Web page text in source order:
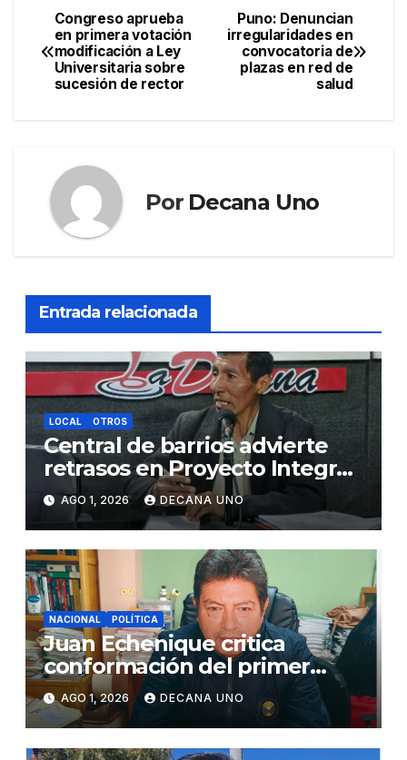
Navegación
de
Puno: Denuncian
irregularidades en
convocatoria de
plazas en red de
salud
Congreso aprueba
en primera votación
modificación a Ley
Universitaria sobre
sucesión de rector
Por Decana Uno
Entrada relacionada
LOCAL OTROS
Central de barrios advierte
retrasos en Proyecto Integral
de Agua y Alcantarillado para
Juliaca
AGO 1, 2026 DECANA UNO
NACIONAL POLÍTICA
Juan Echenique critica
conformación del primer
gabinete ministerial de Keiko
Fujimori
AGO 1, 2026 DECANA UNO